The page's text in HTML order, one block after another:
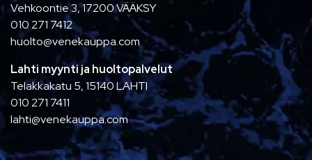
Vehkoontie 3, 17200 VÄÄKSY
010 271 7412
huolto@venekauppa.com
Lahti myynti ja huoltopalvelut
Telakkakatu 5, 15140 LAHTI
010 271 7411
lahti@venekauppa.com